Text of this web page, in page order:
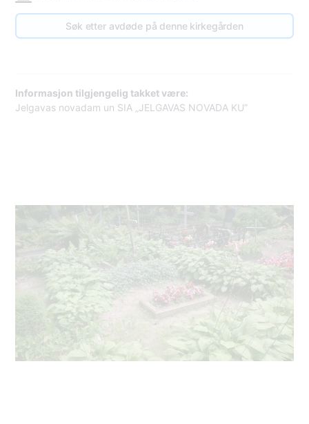
Søk etter avdøde på denne kirkegården
Informasjon tilgjengelig takket være:
Jelgavas novadam un SIA „JELGAVAS NOVADA KU”